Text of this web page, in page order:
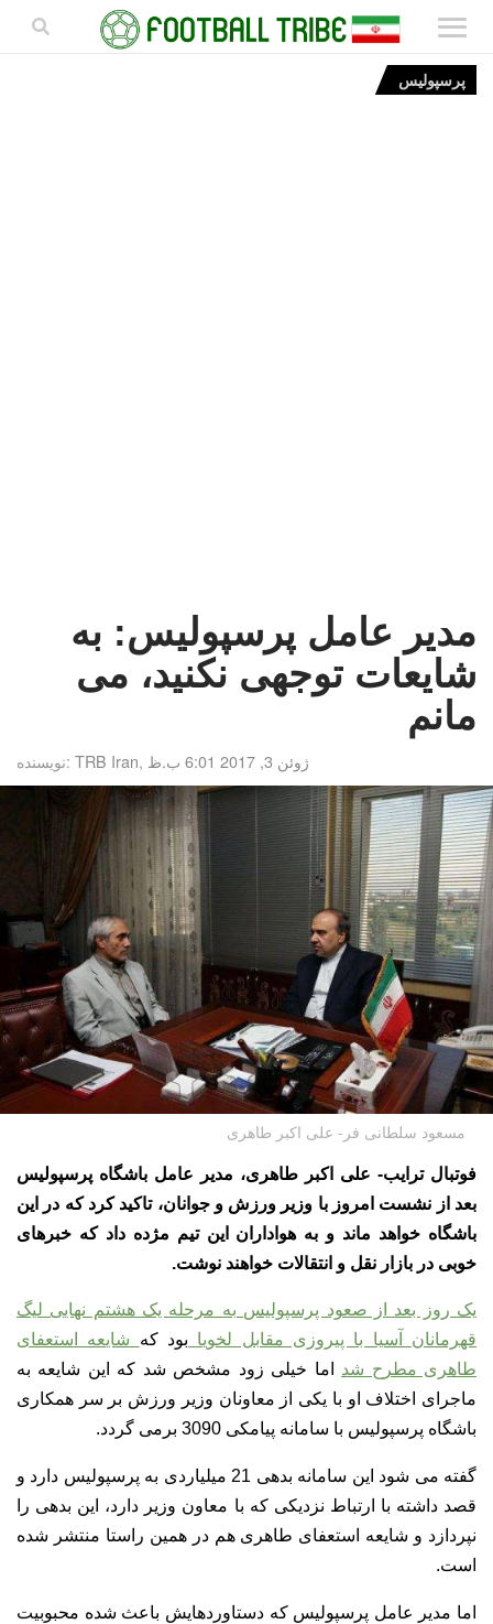
پرسپولیس
مدیر عامل پرسپولیس: به
شایعات توجهی نکنید، می
مانم
نویسنده:TRB Iran, ژوئن 3, 2017 6:01 ب.ظ
مسعود سلطانی فر- علی اکبر طاهری
فوتبال ترایب- علی اکبر طاهری، مدیر عامل باشگاه پرسپولیس
بعد از نشست امروز با وزیر ورزش و جوانان، تاکید کرد که در این
باشگاه خواهد ماند و به هواداران این تیم مژده داد که خبرهای
خوبی در بازار نقل و انتقالات خواهند نوشت.
یک روز بعد از صعود پرسپولیس به مرحله یک هشتم نهایی لیگ
قهرمانان آسیا با پیروزی مقابل لخویا بود که شایعه استعفای
طاهری مطرح شداما خیلی زود مشخص شد که این شایعه به
ماجرای اختلاف او با یکی از معاونان وزیر ورزش بر سر همکاری
باشگاه پرسپولیس با سامانه پیامکی 3090 برمی گردد.
گفته می شود این سامانه بدهی 21 میلیاردی به پرسپولیس دارد و
قصد داشته با ارتباط نزدیکی که با معاون وزیر دارد، این بدهی را
نپردازد و شایعه استعفای طاهری هم در همین راستا منتشر شده
است.
اما مدیر عامل پرسپولیس که دستاوردهایش باعث شده محبوبیت